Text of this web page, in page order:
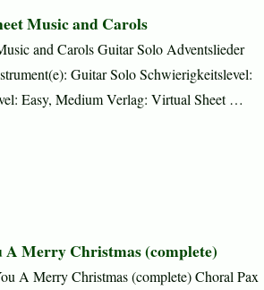
Music and Carols
and Carols Guitar Solo Adventslieder
Guitar Solo Schwierigkeitslevel:
Easy, Medium Verlag: Virtual Sheet …
Carols“
A Merry Christmas (complete)
A Merry Christmas (complete) Choral Pax